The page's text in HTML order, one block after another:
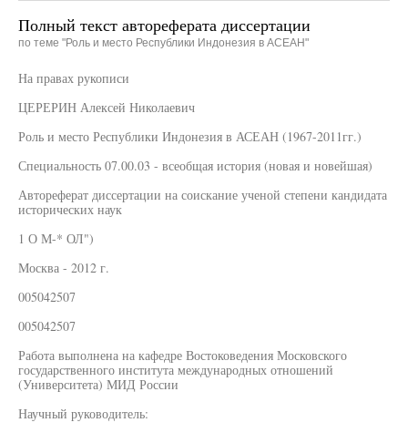
Полный текст автореферата диссертации
по теме "Роль и место Республики Индонезия в АСЕАН"
На правах рукописи
ЦЕРЕРИН Алексей Николаевич
Роль и место Республики Индонезия в АСЕАН (1967-2011гг.)
Специальность 07.00.03 - всеобщая история (новая и новейшая)
Автореферат диссертации на соискание ученой степени кандидата
исторических наук
1 О М-* ОЛ")
Москва - 2012 г.
005042507
005042507
Работа выполнена на кафедре Востоковедения Московского
государственного института международных отношений
(Университета) МИД России
Научный руководитель: